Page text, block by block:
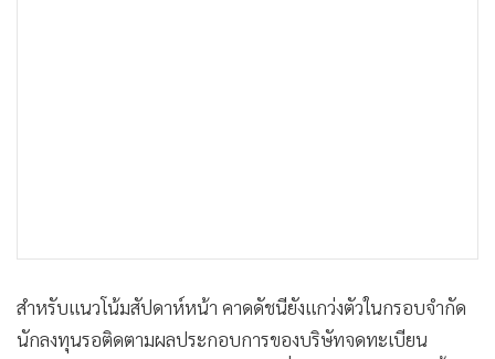
สำหรับแนวโน้มสัปดาห์หน้า คาดดัชนียังแกว่งตัวในกรอบจำกัด
นักลงทุนรอติดตามผลประกอบการของบริษัทจดทะเบียน